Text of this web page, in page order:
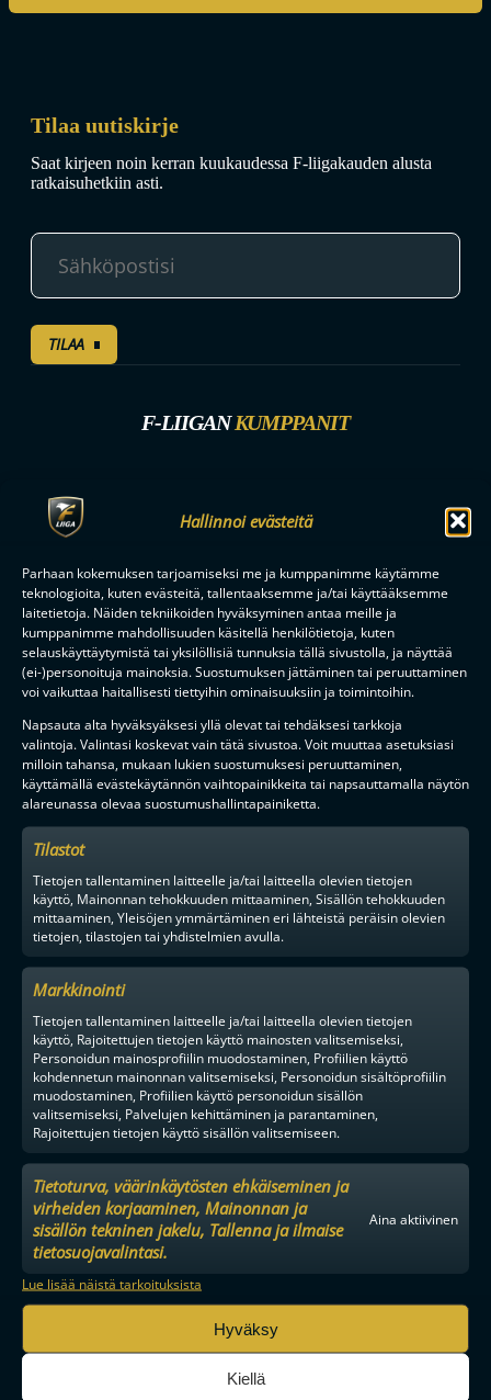
Hallinnoi evästeitä
Parhaan kokemuksen tarjoamiseksi me ja kumppanimme käytämme
teknologioita, kuten evästeitä, tallentaaksemme ja/tai käyttääksemme
laitetietoja. Näiden tekniikoiden hyväksyminen antaa meille ja
kumppanimme mahdollisuuden käsitellä henkilötietoja, kuten
selauskäyttäytymistä tai yksilöllisiä tunnuksia tällä sivustolla, ja näyttää
(ei-)personoituja mainoksia. Suostumuksen jättäminen tai peruuttaminen
voi vaikuttaa haitallisesti tiettyihin ominaisuuksiin ja toimintoihin.
Napsauta alta hyväksyäksesi yllä olevat tai tehdäksesi tarkkoja
valintoja. Valintasi koskevat vain tätä sivustoa. Voit muuttaa asetuksiasi
milloin tahansa, mukaan lukien suostumuksesi peruuttaminen,
käyttämällä evästekäytännön vaihtopainikkeita tai napsauttamalla näytön
alareunassa olevaa suostumushallintapainiketta.
Tilastot
Tietojen tallentaminen laitteelle ja/tai laitteella olevien tietojen
käyttö, Mainonnan tehokkuuden mittaaminen, Sisällön tehokkuuden
mittaaminen, Yleisöjen ymmärtäminen eri lähteistä peräisin olevien
tietojen, tilastojen tai yhdistelmien avulla.
Markkinointi
Tietojen tallentaminen laitteelle ja/tai laitteella olevien tietojen
käyttö, Rajoitettujen tietojen käyttö mainosten valitsemiseksi,
Personoidun mainosprofiilin muodostaminen, Profiilien käyttö
kohdennetun mainonnan valitsemiseksi, Personoidun sisältöprofiilin
muodostaminen, Profiilien käyttö personoidun sisällön
valitsemiseksi, Palvelujen kehittäminen ja parantaminen,
Rajoitettujen tietojen käyttö sisällön valitsemiseen.
Tietoturva, väärinkäytösten ehkäiseminen ja
virheiden korjaaminen, Mainonnan ja
sisällön tekninen jakelu, Tallenna ja ilmaise
tietosuojavalintasi.
Aina aktiivinen
Lue lisää näistä tarkoituksista
Hyväksy
Kiellä
Tilaa uutiskirje
Saat kirjeen noin kerran kuukaudessa F-liigakauden alusta
ratkaisuhetkiin asti.
TILAA
F-LIIGANKUMPPANIT
MAAILMAN VIIHDYTTÄVINTÄ SALIBANDYA
SEURAA MEITÄ SOMESSA